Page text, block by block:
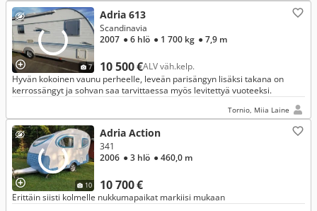
7
Adria 613
10 500 €ALV väh.kelp.
Scandinavia
2007 ● 6 hlö ● 1 700 kg ● 7,9 m
Hyvän kokoinen vaunu perheelle, leveän parisängyn lisäksi takana on
kerrossängyt ja sohvan saa tarvittaessa myös levitettyä vuoteeksi.
Tornio, Miia Laine
10
Adria Action
10 700 €
341
2006 ● 3 hlö ● 460,0 m
Erittäin siisti kolmelle nukkumapaikat markiisi mukaan